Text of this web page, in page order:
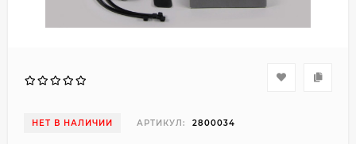
НЕТ В НАЛИЧИИ АРТИКУЛ: 2800034